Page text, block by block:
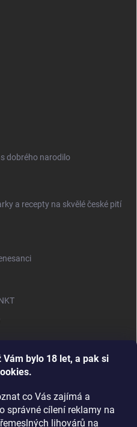
bylo 18 let, a pak si
co Vás zajímá a
správné cílení reklamy na
lihovárů na
dobrého narodilo
a recepty na skvělé české pití
DRINKING-CAT